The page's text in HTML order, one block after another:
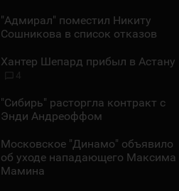
"Адмирал" поместил Никиту
Сошникова в список отказов
Хантер Шепард прибыл в Астану
4
"Сибирь" расторгла контракт с
Энди Андреоффом
Московское "Динамо" объявило
об уходе нападающего Максима
Мамина